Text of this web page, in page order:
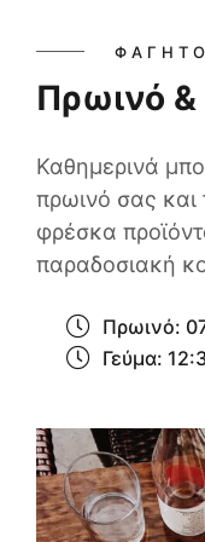
Πρωινό &
Καθημερινά
πρωινό σας και
φρέσκα
παραδοσιακή
Πρωινό:
Γεύμα: